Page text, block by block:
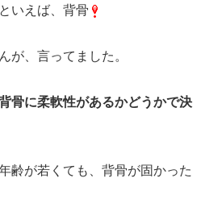
いえば、背骨
が、言ってました。
骨に柔軟性があるかどうかで決
齢が若くても、背骨が固かった